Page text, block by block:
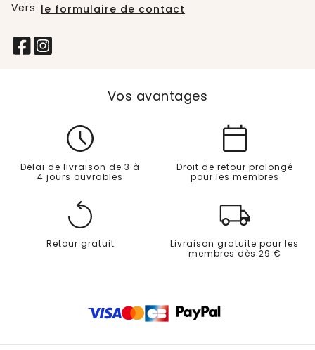
Vers le formulaire de contact
Vos avantages
Délai de livraison de 3 à
4 jours ouvrables
Droit de retour prolongé
pour les membres
Retour gratuit
Livraison gratuite pour les
membres dès 29 €